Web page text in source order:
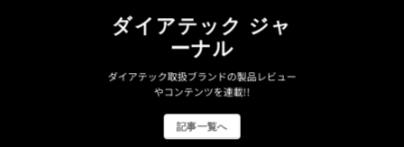
ダイアテック ジャ
ーナル
ダイアテック取扱ブランドの製品レビュー
やコンテンツを連載!!
記事一覧へ